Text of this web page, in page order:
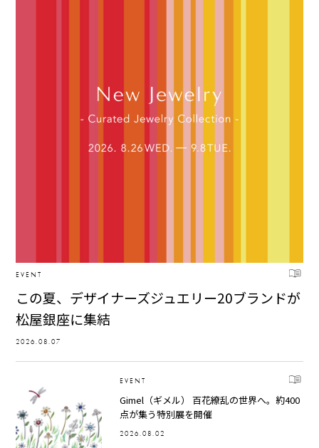
EVENT
この夏、デザイナーズジュエリー20ブランドが
松屋銀座に集結
2026.08.07
EVENT
Gimel（ギメル） 百花繚乱の世界へ。約400
点が集う特別展を開催
2026.08.02